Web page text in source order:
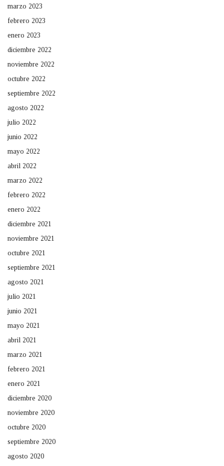
marzo 2023
febrero 2023
enero 2023
diciembre 2022
noviembre 2022
octubre 2022
septiembre 2022
agosto 2022
julio 2022
junio 2022
mayo 2022
abril 2022
marzo 2022
febrero 2022
enero 2022
diciembre 2021
noviembre 2021
octubre 2021
septiembre 2021
agosto 2021
julio 2021
junio 2021
mayo 2021
abril 2021
marzo 2021
febrero 2021
enero 2021
diciembre 2020
noviembre 2020
octubre 2020
septiembre 2020
agosto 2020